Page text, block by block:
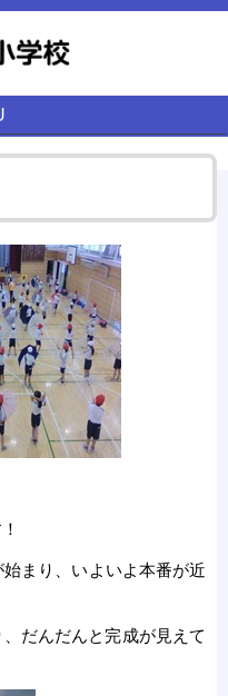
まり、いよいよ本番が近
だんだんと完成が見えて